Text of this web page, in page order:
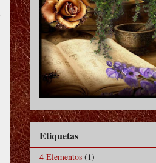
Etiquetas
4 Elementos (1)